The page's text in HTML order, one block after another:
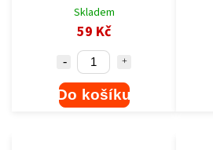
Skladem
59 Kč
Do košíku